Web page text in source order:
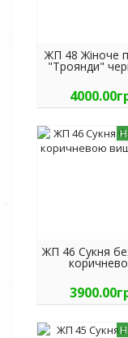
ЖП 48 Жіноче
"Троянди"
чорна
ЖП 46 Сукня
вишивкою